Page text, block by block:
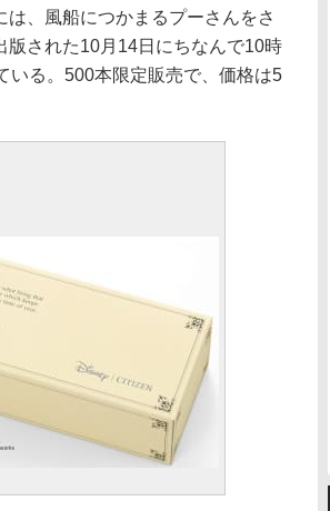
、風船につかまるプーさんをさ
版された10月14日にちなんで10時
いる。500本限定販売で、価格は5